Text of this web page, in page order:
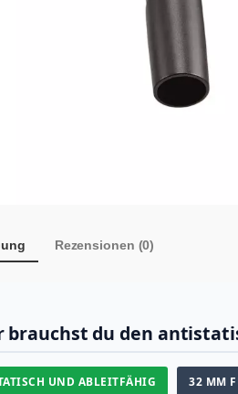
Rezensionen (0)
brauchst du den
UND ABLEITFÄHIG 32 MM